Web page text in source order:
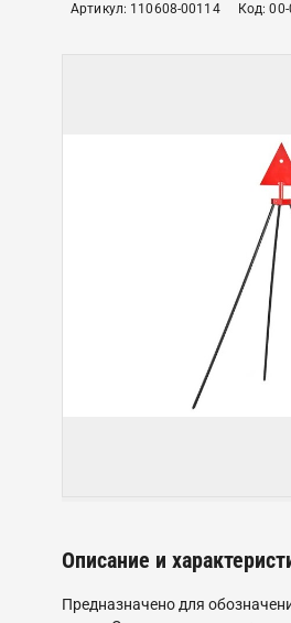
Артикул: 110608-00114 Код:
Описание и
Предназначено для